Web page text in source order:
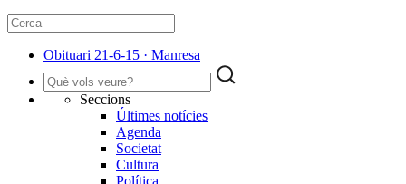
Obituari 21-6-15 · Manresa
Seccions
Últimes notícies
Agenda
Societat
Cultura
Política